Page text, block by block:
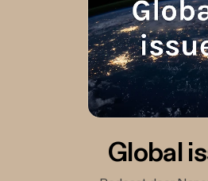
Global